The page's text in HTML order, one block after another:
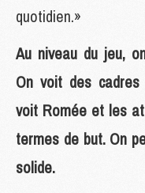
quotidien.»
Au niveau du jeu,
On voit des
voit Romée et les
termes de but. On
solide.